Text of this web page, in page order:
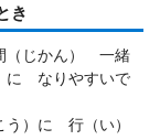
き
（じかん） 一緒
に なりやすいで
）に 行（い）